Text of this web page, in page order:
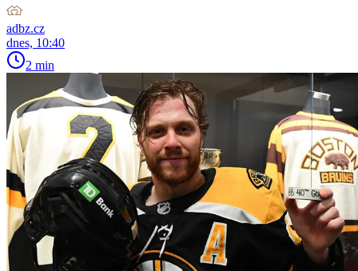
adbz.cz
dnes, 10:40
2 min